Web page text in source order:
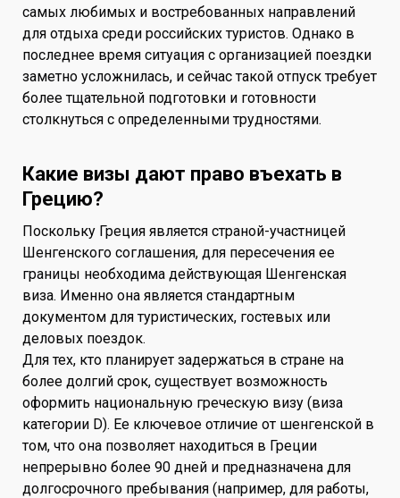
самых любимых и востребованных направлений
для отдыха среди российских туристов. Однако в
последнее время ситуация с организацией поездки
заметно усложнилась, и сейчас такой отпуск требует
более тщательной подготовки и готовности
столкнуться с определенными трудностями.
Какие визы дают право въехать в
Грецию?
Поскольку Греция является страной-участницей
Шенгенского соглашения, для пересечения ее
границы необходима действующая Шенгенская
виза. Именно она является стандартным
документом для туристических, гостевых или
деловых поездок.
Для тех, кто планирует задержаться в стране на
более долгий срок, существует возможность
оформить национальную греческую визу (виза
категории D). Ее ключевое отличие от шенгенской в
том, что она позволяет находиться в Греции
непрерывно более 90 дней и предназначена для
долгосрочного пребывания (например, для работы,